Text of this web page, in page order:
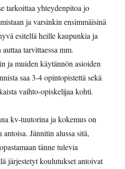
tarkoittaa yhteydenpitoa jo
ja varsinkin ensimmäisinä
esitellä heille kaupunkia ja
tarvittaessa mm.
ja muiden käytännön asioiden
saa 3-4 opintopistettä sekä
vaihto-opiskelijaa kohti.
kv-tuutorina ja kokemus on
Jännitin alussa sitä,
tänne tulevia
järjestetyt koulutukset antoivat